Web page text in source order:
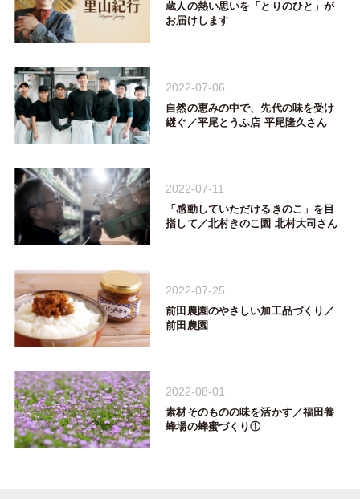
蔵人の熱い思いを「とりのひと」が
お届けします
2022-07-06
自然の恵みの中で、先代の味を受け
継ぐ／平尾とうふ店 平尾隆久さん
2022-07-11
「感動していただけるきのこ」を目
指して／北村きのこ園 北村大司さん
2022-07-25
前田農園のやさしい加工品づくり／
前田農園
2022-08-01
素材そのものの味を活かす／福田養
蜂場の蜂蜜づくり①